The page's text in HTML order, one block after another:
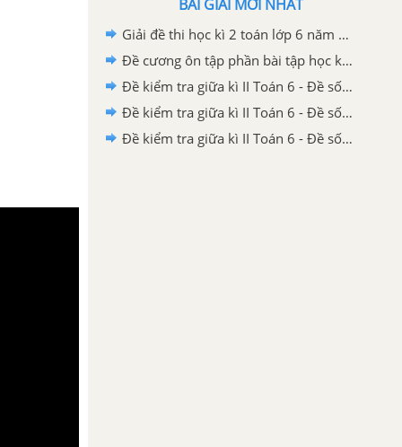
BÀI GIẢI MỚI NHẤT
Giải đề thi học kì 2 toán lớp 6 năm 2020 - 2021 trường Archimeches
Đề cương ôn tập phần bài tập học kì 2 toán 6
Đề kiểm tra giữa kì II Toán 6 - Đề số 1 có lời giải chi tiết
Đề kiểm tra giữa kì II Toán 6 - Đề số 2 có lời giải chi tiết
Đề kiểm tra giữa kì II Toán 6 - Đề số 3 có lời giải chi tiết